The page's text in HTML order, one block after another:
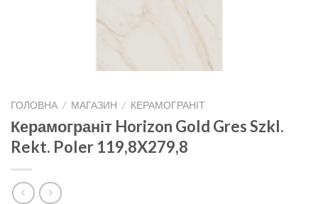
ГОЛОВНА / МАГАЗИН / КЕРАМОГРАНІТ
Керамограніт Horizon Gold Gres Szkl.
Rekt. Poler 119,8X279,8